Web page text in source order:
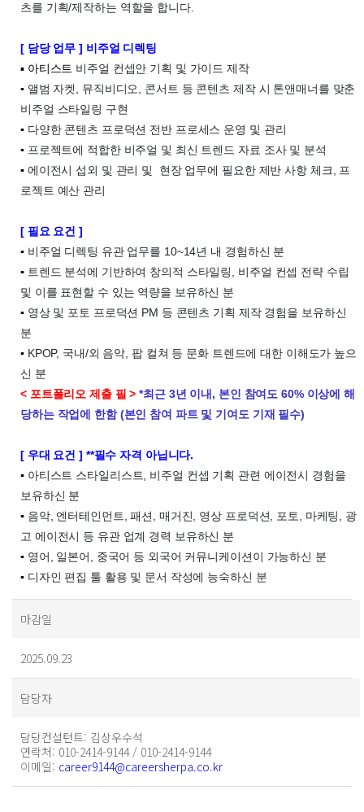
츠를 기획/제작하는 역할을 합니다.
[ 담당 업무 ] 비주얼 디렉팅
▪ 아티스트 비주얼 컨셉안 기획 및 가이드 제작
▪ 앨범 자켓, 뮤직비디오, 콘서트 등 콘텐츠 제작 시 톤앤매너를 맞춘
비주얼 스타일링 구현
▪ 다양한 콘텐츠 프로덕션 전반 프로세스 운영 및 관리
▪ 프로젝트에 적합한 비주얼 및 최신 트렌드 자료 조사 및 분석
▪ 에이전시 섭외 및 관리 및
현장 업무에 필요한 제반 사항 체크, 프
로젝트 예산 관리
[ 필요 요건 ]
▪ 비주얼 디렉팅 유관 업무를 10~14년 내 경험하신 분
▪ 트렌드 분석에 기반하여 창의적 스타일링, 비주얼 컨셉 전략 수립
및 이를 표현할 수 있는 역량을 보유하신 분
▪ 영상 및 포토 프로덕션 PM 등 콘텐츠 기획 제작 경험을 보유하신
분
▪ KPOP, 국내/외 음악, 팝 컬쳐 등 문화 트렌드에 대한 이해도가 높으
신 분
< 포트폴리오 제출 필 >*최근 3년 이내, 본인 참여도 60% 이상에 해
당하는 작업에 한함 (본인 참여 파트 및 기여도 기재 필수)
[ 우대 요건 ] **필수 자격 아닙니다.
▪ 아티스트 스타일리스트, 비주얼 컨셉 기획 관련 에이전시 경험을
보유하신 분
▪ 음악, 엔터테인먼트, 패션, 매거진, 영상 프로덕션, 포토, 마케팅, 광
고 에이전시 등 유관 업계 경력 보유하신 분
▪ 영어, 일본어, 중국어 등 외국어 커뮤니케이션이 가능하신 분
▪ 디자인 편집 툴 활용 및 문서 작성에 능숙하신 분
마감일
2025.09.23
담당자
담당컨설턴트: 김상우수석
연락처: 010-2414-9144 / 010-2414-9144
이메일: career9144@careersherpa.co.kr